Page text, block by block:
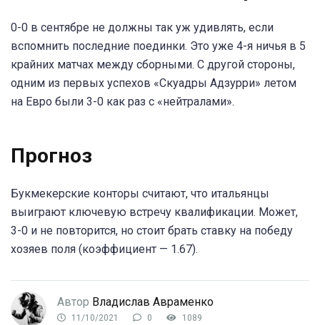
0-0 в сентябре не должны так уж удивлять, если
вспомнить последние поединки. Это уже 4-я ничья в 5
крайних матчах между сборными. С другой стороны,
одним из первых успехов «Скуадры Адзурри» летом
на Евро были 3-0 как раз с «нейтралами».
Прогноз
Букмекерские конторы считают, что итальянцы
выиграют ключевую встречу квалификации. Может,
3-0 и не повторится, но стоит брать ставку на победу
хозяев поля (коэффициент — 1.67).
Автор Владислав Авраменко
11/10/2021 0 1089